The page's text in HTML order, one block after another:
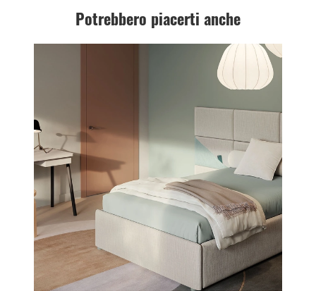
Potrebbero piacerti anche